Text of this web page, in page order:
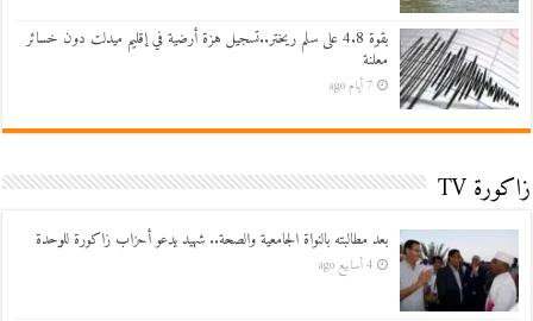
بقوة 4.8 على سلم ريختر..تسجيل هزة أرضية في إقليم ميدلت دون خسائر
معلنة
7 أيام ago
زاكورة TV
بعد مطالبته بالنواة الجامعية والصحة.. شهيد يدعو أحزاب زاكورة للوحدة
4 أسابيع ago